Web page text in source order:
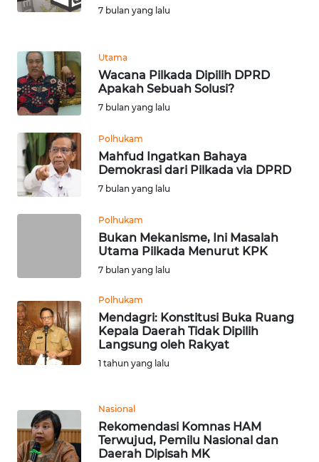
7 bulan yang lalu
Utama
Wacana Pilkada Dipilih DPRD
Apakah Sebuah Solusi?
7 bulan yang lalu
Polhukam
Mahfud Ingatkan Bahaya
Demokrasi dari Pilkada via DPRD
7 bulan yang lalu
Polhukam
Bukan Mekanisme, Ini Masalah
Utama Pilkada Menurut KPK
7 bulan yang lalu
Polhukam
Mendagri: Konstitusi Buka Ruang
Kepala Daerah Tidak Dipilih
Langsung oleh Rakyat
1 tahun yang lalu
Nasional
Rekomendasi Komnas HAM
Terwujud, Pemilu Nasional dan
Daerah Dipisah MK
BANTEN
NTT
WN
KEPRI
WN
PAPUA
PAPUA
WN
SERAMBI
WN
SULTRA